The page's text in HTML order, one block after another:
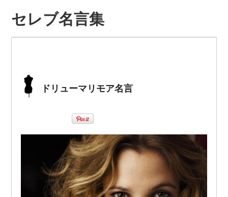
セレブ名言集
ドリューマリモア名言